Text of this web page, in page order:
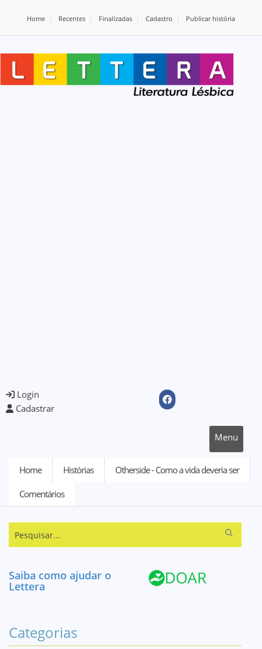
Home Recentes Finalizadas Cadastro Publicar história
Login
Cadastrar
Menu
Home Histórias Otherside - Como a vida deveria ser
Comentários
Saiba como ajudar o
Lettera
Categorias